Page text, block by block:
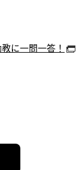
に一問一答！